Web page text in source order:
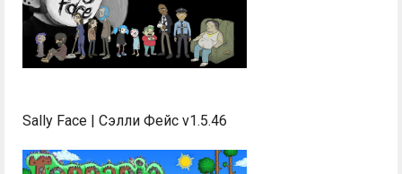
Sally Face | Сэлли Фейс v1.5.46